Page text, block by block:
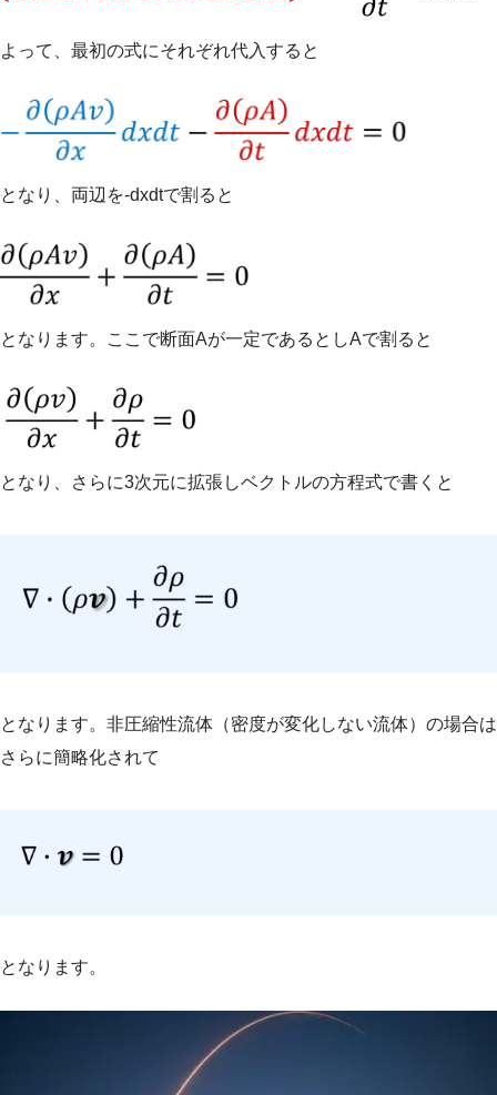
よって、最初の式にそれぞれ代入すると
となり、両辺を-dxdtで割ると
となります。ここで断面Aが一定であるとしAで割ると
となり、さらに3次元に拡張しベクトルの方程式で書くと
となります。非圧縮性流体（密度が変化しない流体）の場合は
さらに簡略化されて
となります。